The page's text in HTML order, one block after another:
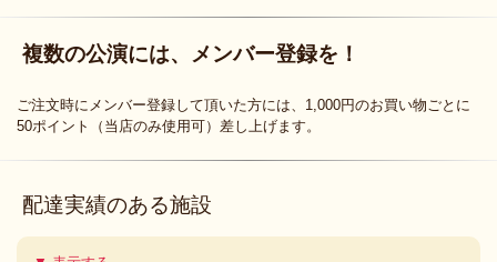
複数の公演には、メンバー登録を！
ご注文時にメンバー登録して頂いた方には、1,000円のお買い物ごとに
50ポイント（当店のみ使用可）差し上げます。
配達実績のある施設